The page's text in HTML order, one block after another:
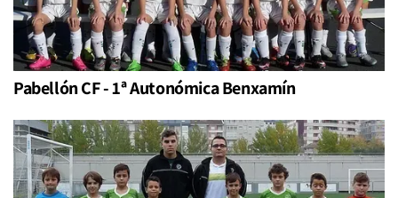
Pabellón CF - 1ª Autonómica Benxamín